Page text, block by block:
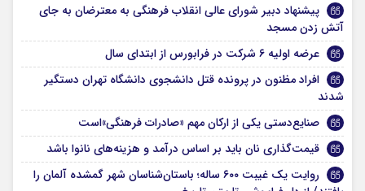
پیشنهاد دبیر شورای عالی انقلاب فرهنگی به معترضان به جای
آتش زدن مسجد
عرضه اولیه ۶ شرکت در فرابورس از ابتدای سال
افراد مظنون در پرونده قتل دانشجوی دانشگاه تهران دستگیر
شدند
صنایع‌دستی یکی از ارکان مهم «صادرات فرهنگی»است
قیمت‌گذاری نان باید بر اساس درآمد و هزینه‌های نانوا باشد
روایت یک غیبت ۶۰۰ ساله؛ باستان‌شناسان شهر گمشده آلمان را